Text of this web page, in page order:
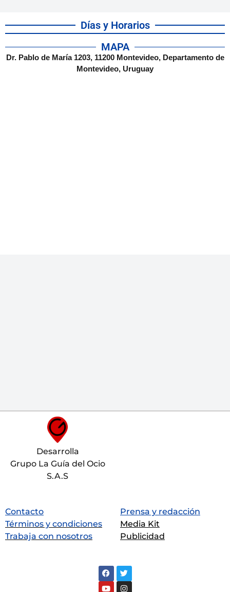
Días y Horarios
MAPA
Dr. Pablo de María 1203, 11200 Montevideo, Departamento de
Montevideo, Uruguay
Desarrolla
Grupo La Guía del Ocio
S.A.S
Contacto
Términos y condiciones
Trabaja con nosotros
Prensa y redacción
Media Kit
Publicidad